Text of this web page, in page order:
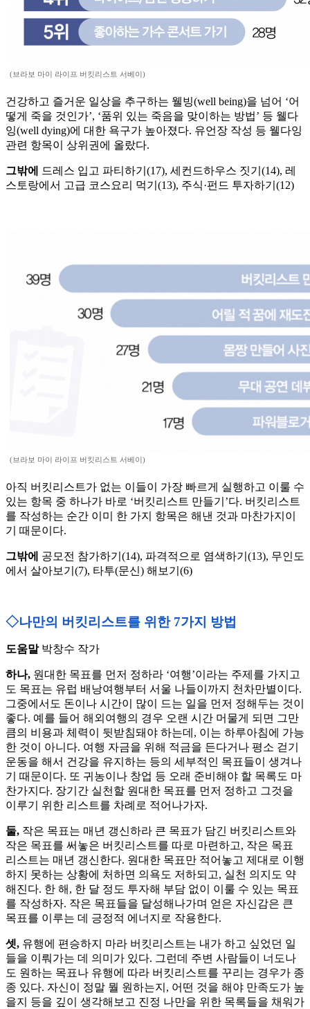
(브라보 마이 라이프 버킷리스트 서베이)
건강하고 즐거운 일상을 추구하는 웰빙(well being)을 넘어 ‘어
떻게 죽을 것인가’, ‘품위 있는 죽음을 맞이하는 방법’ 등 웰다
잉(well dying)에 대한 욕구가 높아졌다. 유언장 작성 등 웰다잉
관련 항목이 상위권에 올랐다.
그밖에
드레스 입고 파티하기(17), 세컨드하우스 짓기(14), 레
스토랑에서 고급 코스요리 먹기(13), 주식·펀드 투자하기(12)
(브라보 마이 라이프 버킷리스트 서베이)
아직 버킷리스트가 없는 이들이 가장 빠르게 실행하고 이룰 수
있는 항목 중 하나가 바로 ‘버킷리스트 만들기’다. 버킷리스트
를 작성하는 순간 이미 한 가지 항목은 해낸 것과 마찬가지이
기 때문이다.
그밖에
공모전 참가하기(14), 파격적으로 염색하기(13), 무인도
에서 살아보기(7), 타투(문신) 해보기(6)
◇나만의 버킷리스트를 위한 7가지 방법
도움말박창수 작가
하나, 원대한 목표를 먼저 정하라 ‘여행’이라는 주제를 가지고
도 목표는 유럽 배낭여행부터 서울 나들이까지 천차만별이다.
그중에서도 돈이나 시간이 많이 드는 일을 먼저 정해두는 것이
좋다. 예를 들어 해외여행의 경우 오랜 시간 머물게 되면 그만
큼의 비용과 체력이 뒷받침돼야 하는데, 이는 하루아침에 가능
한 것이 아니다. 여행 자금을 위해 적금을 든다거나 평소 걷기
운동을 해서 건강을 유지하는 등의 세부적인 목표들이 생겨나
기 때문이다. 또 귀농이나 창업 등 오래 준비해야 할 목록도 마
찬가지다. 장기간 실천할 원대한 목표를 먼저 정하고 그것을
이루기 위한 리스트를 차례로 적어나가자.
둘, 작은 목표는 매년 갱신하라 큰 목표가 담긴 버킷리스트와
작은 목표를 써놓은 버킷리스트를 따로 마련하고, 작은 목표
리스트는 매년 갱신한다. 원대한 목표만 적어놓고 제대로 이행
하지 못하는 상황에 처하면 의욕도 저하되고, 실천 의지도 약
해진다. 한 해, 한 달 정도 투자해 부담 없이 이룰 수 있는 목표
를 작성하자. 작은 목표들을 달성해나가며 얻은 자신감은 큰
목표를 이루는 데 긍정적 에너지로 작용한다.
셋, 유행에 편승하지 마라 버킷리스트는 내가 하고 싶었던 일
들을 이뤄가는 데 의미가 있다. 그런데 주변 사람들이 너도나
도 원하는 목표나 유행에 따라 버킷리스트를 꾸리는 경우가 종
종 있다. 자신이 정말 뭘 원하는지, 어떤 것을 해야 만족도가 높
을지 등을 깊이 생각해보고 진정 나만을 위한 목록들을 채워가